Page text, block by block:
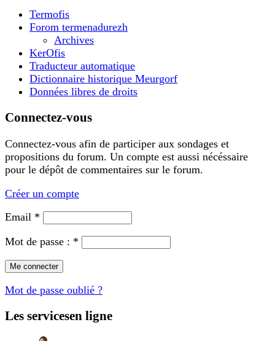
Termofis
Forom termenadurezh
Archives
KerOfis
Traducteur automatique
Dictionnaire historique Meurgorf
Données libres de droits
Connectez-vous
Connectez-vous afin de participer aux sondages et
propositions du forum. Un compte est aussi nécéssaire
pour le dépôt de commentaires sur le forum.
Créer un compte
Email *
Mot de passe : *
Mot de passe oublié ?
Les servicesen ligne